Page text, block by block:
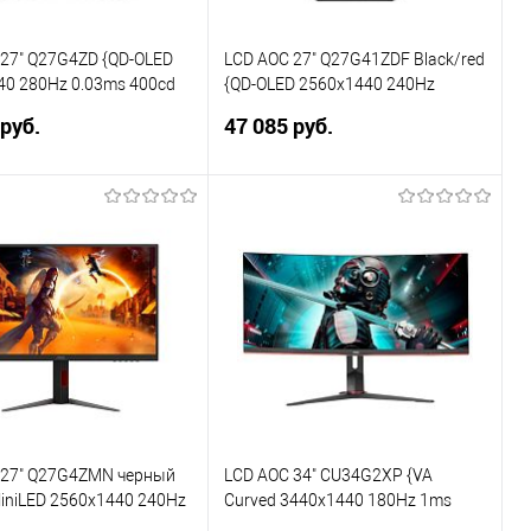
27" Q27G4ZD {QD-OLED
280Hz 0.03ms 400cd
в 1 клик
Сравнение
LCD AOC 27" Q27G41ZDF Black/red
{QD-OLED 2560x1440 240Hz
HDMI DisplayPort Internal Vesa}
47 085 руб.
Купить в 1 клик
Сравнение
В избранное
27" Q27G4ZMN черный
2560x1440 240Hz
LCD AOC 34" CU34G2XP {VA
Curved 3440x1440 180Hz 1ms